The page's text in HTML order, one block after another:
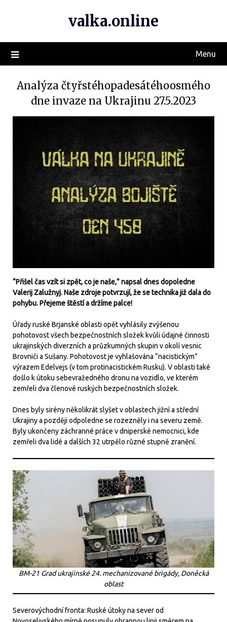
valka.online
Menu
Analýza čtyřstéhopadesátéhoosmého
dne invaze na Ukrajinu 27.5.2023
“Přišel čas vzít si zpět, co je naše,” napsal dnes dopoledne
Valerij Zalužnyj. Naše zdroje potvrzují, že se technika již dala do
pohybu. Přejeme štěstí a držíme palce!
Úřady ruské Brjanské oblasti opět vyhlásily zvýšenou
pohotovost všech bezpečnostních složek kvůli údajné činnosti
ukrajinských diverzních a průzkumných skupin v okolí vesnic
Brovniči a Sušany. Pohotovost je vyhlašována “nacistickým”
výrazem Edelvejs (v tom protinacistickém Rusku). V oblasti také
došlo k útoku sebevražedného dronu na vozidlo, ve kterém
zemřeli dva členové ruských bezpečnostních složek.
Dnes byly sirény několikrát slyšet v oblastech jižní a střední
Ukrajiny a později odpoledne se rozezněly i na severu země.
Byly ukončeny záchranné práce v dniperské nemocnici, kde
zemřeli dva lidé a dalších 32 utrpělo různé stupně zranění.
BM-21 Grad ukrajinské 24. mechanizované brigády, Doněcká
oblast
Severovýchodní fronta: Ruské útoky na sever od